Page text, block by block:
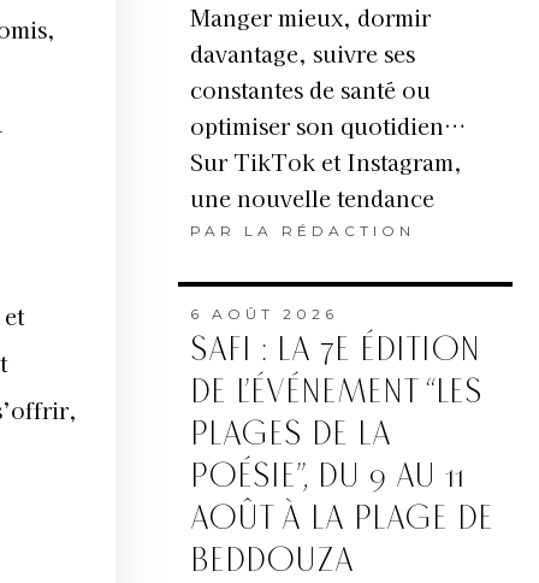
Manger mieux, dormir
davantage, suivre ses
constantes de santé ou
optimiser son quotidien…
Sur TikTok et Instagram,
une nouvelle tendance
PAR LA RÉDACTION
6 AOÛT 2026
SAFI : LA 7E ÉDITION
DE L’ÉVÉNEMENT “LES
PLAGES DE LA
POÉSIE”, DU 9 AU 11
AOÛT À LA PLAGE DE
BEDDOUZA